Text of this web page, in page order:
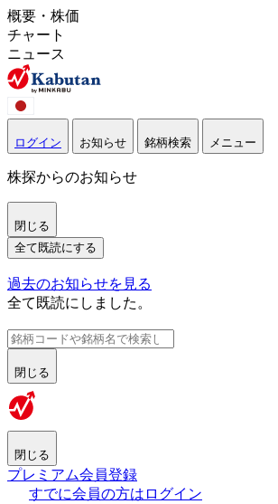
概要・株価
チャート
ニュース
ログイン お知らせ 銘柄検索 メニュー
株探からのお知らせ
閉じる
全て既読にする
過去のお知らせを見る
全て既読にしました。
閉じる
閉じる
プレミアム会員登録
すでに会員の方はログイン